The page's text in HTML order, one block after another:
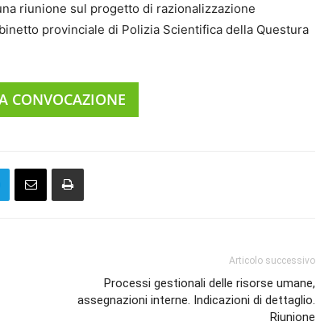
riunione sul progetto di razionalizzazione
provinciale di Polizia Scientifica della Questura
CONVOCAZIONE
Articolo successivo
Processi gestionali delle risorse umane,
assegnazioni interne. Indicazioni di dettaglio.
Riunione